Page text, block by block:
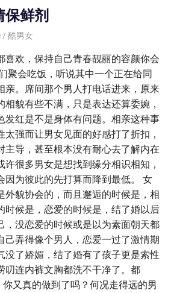
鲜剂
酷男女
喜欢，保持自己青春靓丽的容颜你会
聚会吃饭，听说其中一个正在给同
亲。席间那个男人打电话进来，原来
相貌有些不满，只是表达还算委婉，
发红是不是身体有问题。相亲这种事
太强而让男女见面的好感打了折扣，
主导，甚至根本没有耐心去了解内在
许很多男女是想找到缘分相识相知，
因为彼此的先打算而降到最低。 女
外貌协会的，而且邂逅的时候是，相
时候是，恋爱的时候是，结了婚以后
，没恋爱的时候或是以为素面朝天都
己弄得像个男人，恋爱一过了激情期
没了娇媚，结了婚有了孩子更是索性
叨连内裤文胸都洗不干净了。都
你又真的做到了吗？何况走得远的男